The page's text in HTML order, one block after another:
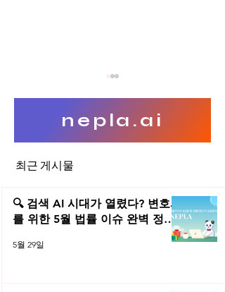
석(Reverse Engineering)
nepla.ai
최근 게시물
🔍 검색 AI 시대가 열렸다? 변호사
를 위한 5월 법률 이슈 완벽 정리 |
5월 29일